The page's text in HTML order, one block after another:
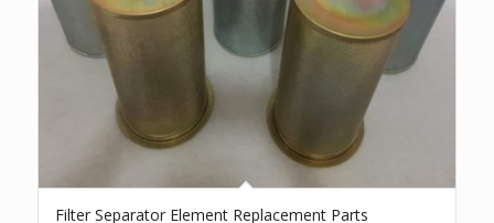
Filter Separator Element Replacement Parts